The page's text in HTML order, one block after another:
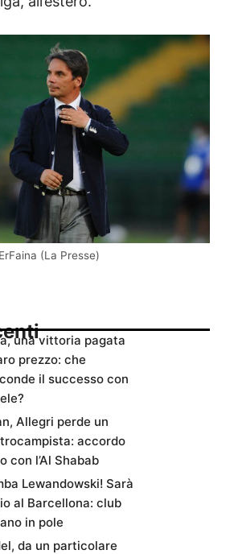
(La Presse)
una vittoria pagata
prezzo: che
il successo con
Allegri perde un
accordo
con l’Al Shabab
Lewandowski! Sarà
al Barcellona: club
in pole
da un particolare